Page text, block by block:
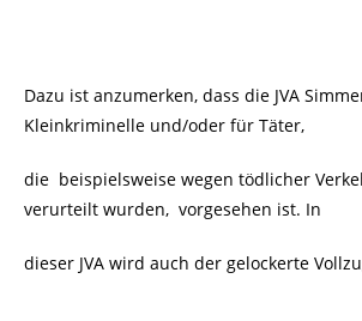
Dazu ist anzumerken, dass die JVA
Kleinkriminelle und/oder für Täter,
die beispielsweise wegen tödlicher
verurteilt wurden, vorgesehen ist. In
dieser JVA wird auch der gelockerte